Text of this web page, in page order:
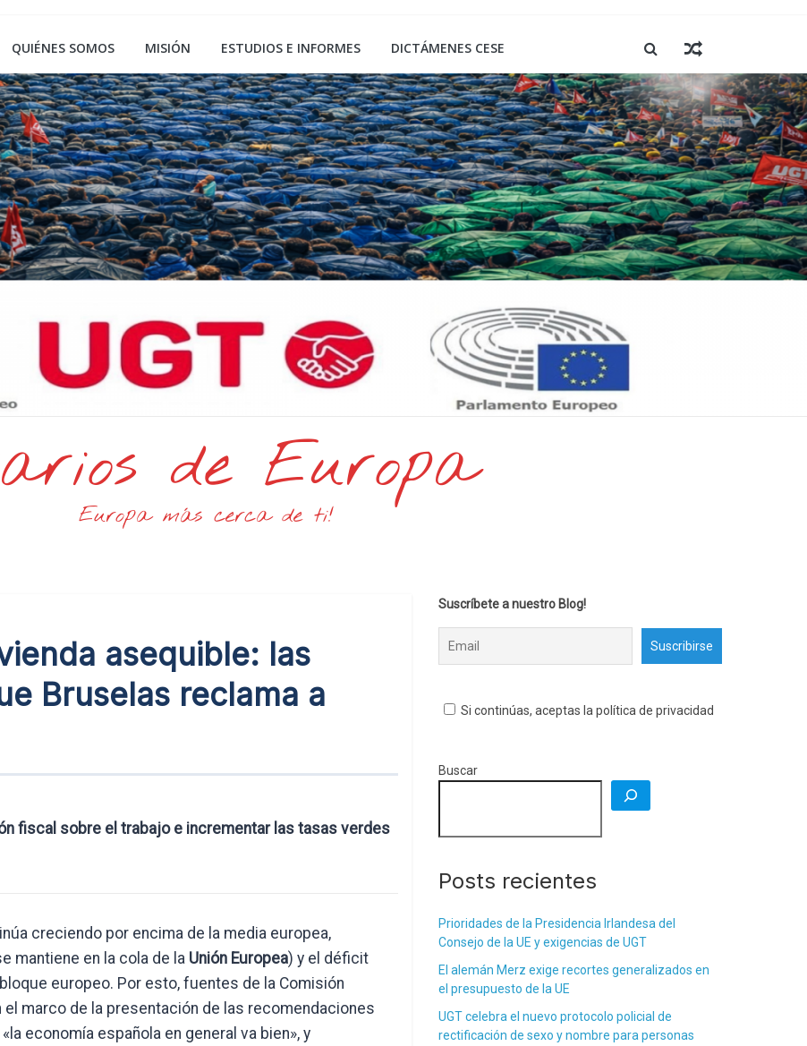
QUIÉNES SOMOS MISIÓN ESTUDIOS E INFORMES DICTÁMENES CESE
de Europa
Europa más cerca de ti!
asequible: las
Bruselas reclama a
fiscal sobre el trabajo e incrementar las tasas verdes
creciendo por encima de la media europea,
mantiene en la cola de la Unión Europea) y el déficit
europeo. Por esto, fuentes de la Comisión
el marco de la presentación de las recomendaciones
economía española en general va bien», y
Suscríbete a nuestro Blog!
Si continúas, aceptas la política de privacidad
Buscar
Posts recientes
Prioridades de la Presidencia Irlandesa del
Consejo de la UE y exigencias de UGT
El alemán Merz exige recortes generalizados en
el presupuesto de la UE
UGT celebra el nuevo protocolo policial de
rectificación de sexo y nombre para personas